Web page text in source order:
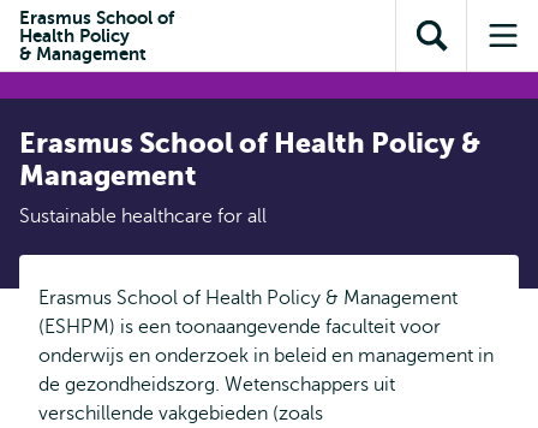
inhoud
gaan
Direct naar
subnavigatie
Erasmus School of
Health Policy
& Management
Toon
zoekveld
Erasmus School of Health Policy &
Management
Sustainable healthcare for all
Erasmus School of Health Policy & Management
(ESHPM) is een toonaangevende faculteit voor
onderwijs en onderzoek in beleid en management in
de gezondheidszorg. Wetenschappers uit
verschillende vakgebieden (zoals